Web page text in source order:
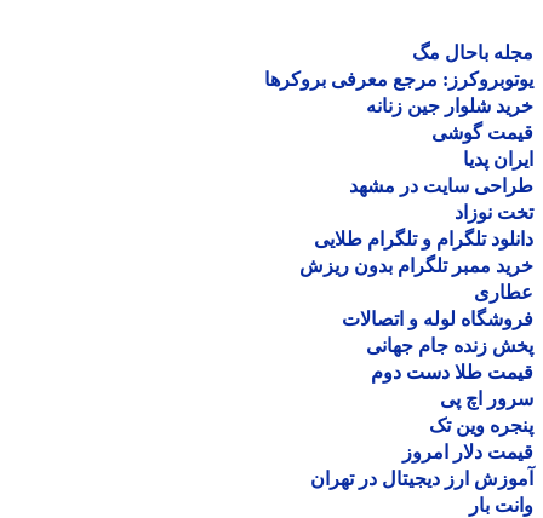
باحال مگ
مرجع معرفی بروکرها
شلوار جین زنانه
گوشی
پدیا
سایت در مشهد
نوزاد
تلگرام و تلگرام طلایی
ممبر تلگرام بدون ریزش
لوله و اتصالات
زنده جام جهانی
طلا دست دوم
اچ پی
وین تک
دلار امروز
ارز دیجیتال در تهران
بار